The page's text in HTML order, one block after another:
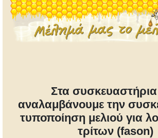
Στα
αναλαμβάνουμε την
τυποποίηση μελιού για
τρίτων (fason)